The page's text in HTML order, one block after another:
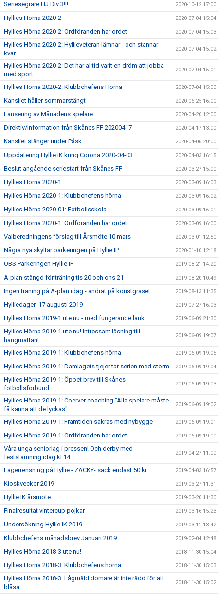
Seriesegrare HJ Div 3!!! 2020-10-12 17:00
Hyllies Hörna 2020-2 2020-07-04 15:04
Hyllies Hörna 2020-2: Ordföranden har ordet 2020-07-04 15:03
Hyllies Hörna 2020-2: Hyllieveteran lämnar - och stannar
kvar
2020-07-04 15:02
Hyllies Hörna 2020-2: Det har alltid varit en dröm att jobba
med sport
2020-07-04 15:01
Hyllies Hörna 2020-2: Klubbchefens Hörna 2020-07-04 15:00
Kansliet håller sommarstängt 2020-06-25 16:00
Lansering av Månadens spelare 2020-04-20 12:00
Direktiv/Information från Skånes FF 20200417 2020-04-17 13:00
Kansliet stänger under Påsk 2020-04-06 20:00
Uppdatering Hyllie IK kring Corona 2020-04-03 2020-04-03 16:15
Beslut angående seriestart från Skånes FF 2020-03-27 15:00
Hyllies Hörna 2020-1 2020-03-09 16:03
Hyllies Hörna 2020-1: Klubbchefens hörna 2020-03-09 16:02
Hyllies Hörna 2020-01: Fotbollsskola 2020-03-09 16:01
Hyllies Hörna 2020-1: Ordföranden har ordet 2020-03-09 16:00
Valberedningens förslag till Årsmöte 10 mars 2020-03-01 12:50
Några nya skyltar parkeringen på Hyllie IP 2020-01-10 12:18
OBS Parkeringen Hyllie IP 2019-08-21 14:20
A-plan stängd för träning tis 20 och ons 21 2019-08-20 10:49
Ingen träning på A-plan idag - ändrat på konstgräset.. 2019-08-13 11:35
Hylliedagen 17 augusti 2019 2019-07-27 16:03
Hyllies Hörna 2019-1 ute nu - med fungerande länk! 2019-06-09 21:30
Hyllies Hörna 2019-1 ute nu! Intressant läsning till
hängmattan!
2019-06-09 19:07
Hyllies Hörna 2019-1: Klubbchefens hörna 2019-06-09 19:05
Hyllies Hörna 2019-1: Damlagets tjejer tar serien med storm 2019-06-09 19:04
Hyllies Hörna 2019-1: Öppet brev till Skånes
fotbollsförbund
2019-06-09 19:03
Hyllies Hörna 2019-1: Coerver coaching "Alla spelare måste
få känna att de lyckas"
2019-06-09 19:02
Hyllies Hörna 2019-1: Framtiden säkras med nybygge 2019-06-09 19:01
Hyllies Hörna 2019-1: Ordföranden har ordet 2019-06-09 19:00
Våra unga seniorlag i pressen! Och derby med
feststämning idag kl 14.
2019-04-27 11:00
Lagerrensning på Hyllie - ZACKY- säck endast 50 kr 2019-04-03 16:57
Kioskveckor 2019 2019-03-27 11:31
Hyllie IK årsmöte 2019-03-20 11:30
Finalresultat vintercup pojkar 2019-03-16 15:23
Undersökning Hyllie IK 2019 2019-03-11 13:42
Klubbchefens månadsbrev Januari 2019 2019-02-04 12:48
Hyllies Hörna 2018-3 ute nu! 2018-11-30 15:04
Hyllies Hörna 2018-3: Klubbchefens hörna 2018-11-30 15:03
Hyllies Hörna 2018-3: Lågmäld domare är inte rädd för att
blåsa
2018-11-30 15:02